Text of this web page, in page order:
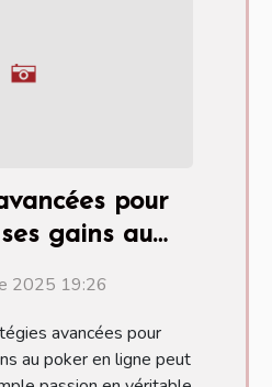
pour
gains au
2025 19:26
avancées pour
au poker en ligne peut